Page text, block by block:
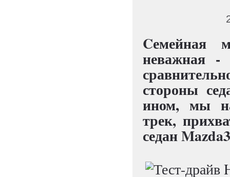
неважная
стороны
ином, мы
трек,
седан